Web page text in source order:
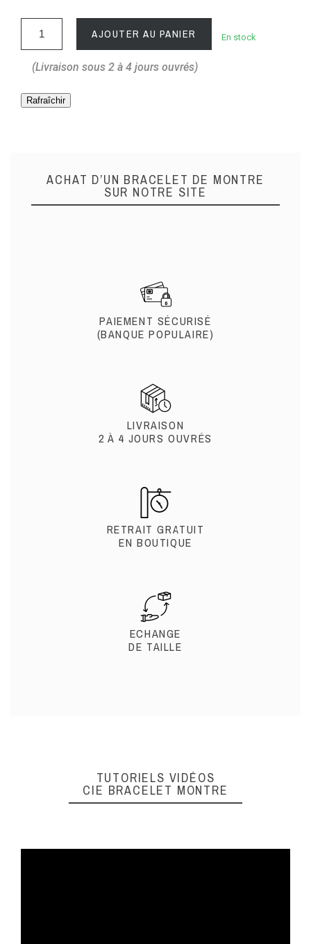
AJOUTER AU PANIER En stock
(Livraison sous 2 à 4 jours ouvrés)
ACHAT D’UN BRACELET DE MONTRE
SUR NOTRE SITE
PAIEMENT SÉCURISÉ
(BANQUE POPULAIRE)
LIVRAISON
2 À 4 JOURS OUVRÉS
RETRAIT GRATUIT
EN BOUTIQUE
ECHANGE
DE TAILLE
TUTORIELS VIDÉOS
CIE BRACELET MONTRE